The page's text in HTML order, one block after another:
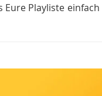
Playliste einfach